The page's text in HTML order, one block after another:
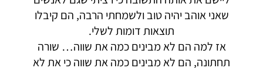
שאני אוהב יהיה טוב ולשמחתי הרבה, הם קיבלו
תוצאות דומות לשלי.
אז למה הם לא מבינים כמה את שווה… שורה
תחתונה, הם לא מבינים כמה את שווה כי את לא